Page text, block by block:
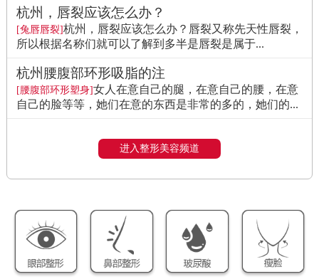
杭州，唇裂应该怎么办？
[兔唇唇裂]杭州，唇裂应该怎么办？唇裂又称先天性唇裂，
所以根据名称们就可以了解到多半是唇裂是属于...
杭州腰腹部环形吸脂的注
[腰腹部环形塑身]女人在意自己的腿，在意自己的腰，在意
自己的脸等等，她们在意的东西是非常的多的，她们的...
进入整形美容频道